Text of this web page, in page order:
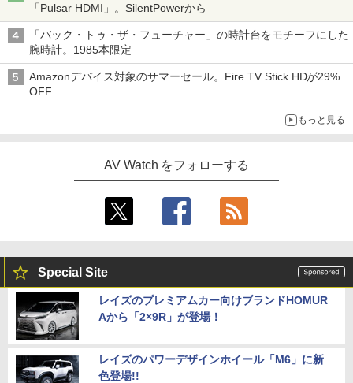
「Pulsar HDMI」。SilentPowerから
「バック・トゥ・ザ・フューチャー」の時計台をモチーフにした
腕時計。1985本限定
Amazonデバイス対象のサマーセール。Fire TV Stick HDが29%
OFF
もっと見る
AV Watch をフォローする
Special Site
レイズのプレミアムカー向けブランドHOMUR
Aから「2×9R」が登場！
レイズのパワーデザインホイール「M6」に新
色登場!!